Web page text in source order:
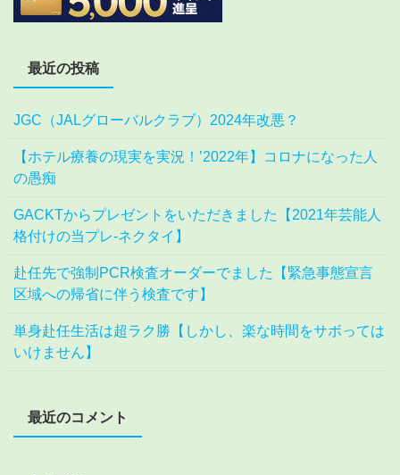
最近の投稿
JGC（JALグローバルクラブ）2024年改悪？
【ホテル療養の現実を実況！’2022年】コロナになった人
の愚痴
GACKTからプレゼントをいただきました【2021年芸能人
格付けの当プレ-ネクタイ】
赴任先で強制PCR検査オーダーでました【緊急事態宣言
区域への帰省に伴う検査です】
単身赴任生活は超ラク勝【しかし、楽な時間をサボっては
いけません】
最近のコメント